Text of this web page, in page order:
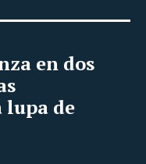
en dos
lupa de